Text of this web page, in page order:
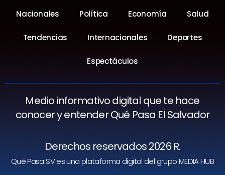
Nacionales Política Economía Salud
Tendencias Internacionales Deportes
Espectáculos
Medio informativo digital que te hace
conocer y entender Qué Pasa El Salvador
Derechos reservados 2026 R.
Qué Pasa SV es una plataforma digital del grupo MEDIA HUB